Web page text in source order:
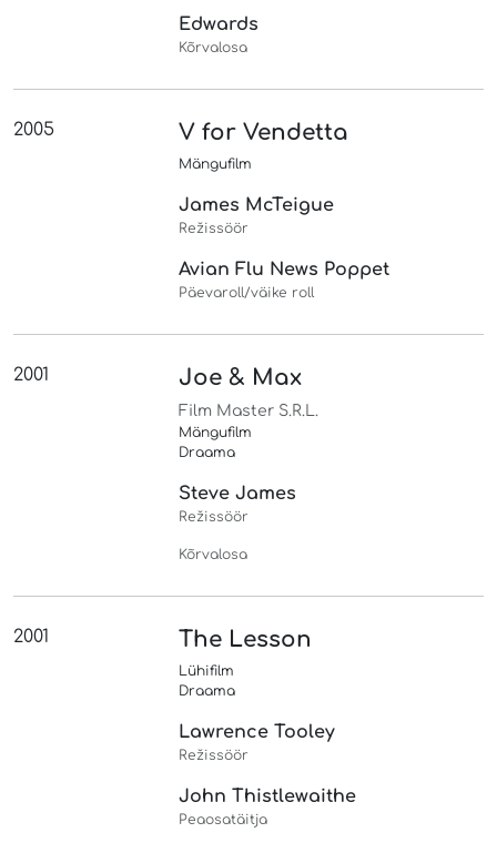
Edwards
Kõrvalosa
2005 V for Vendetta
Mängufilm
James McTeigue
Režissöör
Avian Flu News Poppet
Päevaroll/väike roll
2001 Joe & Max
Film Master S.R.L.
Mängufilm
Draama
Steve James
Režissöör
Kõrvalosa
2001 The Lesson
Lühifilm
Draama
Lawrence Tooley
Režissöör
John Thistlewaithe
Peaosatäitja